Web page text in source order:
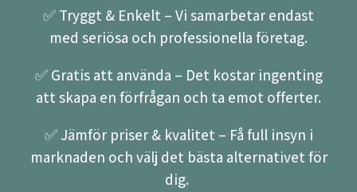
✅ Tryggt & Enkelt – Vi samarbetar endast
med seriösa och professionella företag.
✅ Gratis att använda – Det kostar ingenting
att skapa en förfrågan och ta emot offerter.
✅ Jämför priser & kvalitet – Få full insyn i
marknaden och välj det bästa alternativet för
dig.